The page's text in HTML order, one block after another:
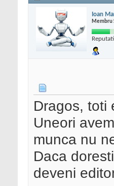
Ioan
Membru
Dragos, toti
Uneori
munca nu
Daca
deveni